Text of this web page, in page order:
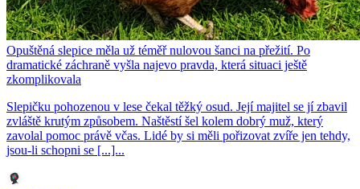
Opuštěná slepice měla už téměř nulovou šanci na přežití. Po
dramatické záchraně vyšla najevo pravda, která situaci ještě
zkomplikovala
Slepičku pohozenou v lese čekal těžký osud. Její majitel se jí zbavil
zvláště krutým způsobem. Naštěstí šel kolem dobrý muž, který
zavolal pomoc právě včas. Lidé by si měli pořizovat zvíře jen tehdy,
jsou-li schopni se [...]...